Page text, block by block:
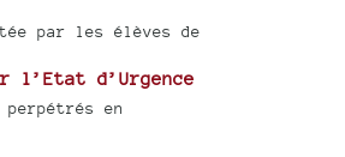
par les élèves de
d’Urgence
en